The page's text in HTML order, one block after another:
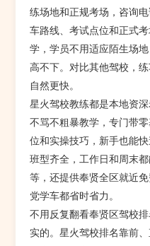
练场地和正规考场，咨询
车路线、考试点位和正式
学，学员不用适应陌生场
高不下。对比其他驾校，
自然更快。
星火驾校教练都是本地资
不骂不粗暴教学，专门带
位和实操技巧，新手也能
班型齐全，工作日和周末
等，还提供奉贤全区就近
党学车都省时省力。
不用反复翻看奉贤区驾校
实的。星火驾校排名靠前